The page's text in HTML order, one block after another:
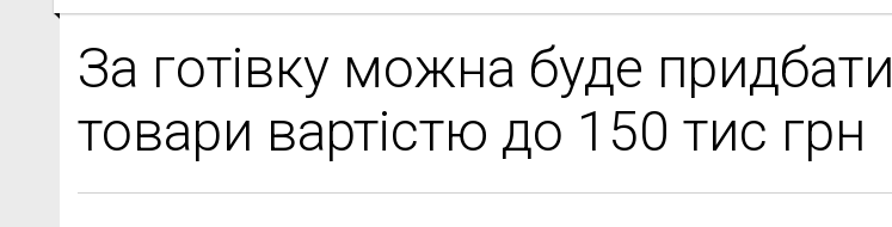
За готівку можна буде придбати
товари вартістю до 150 тис грн